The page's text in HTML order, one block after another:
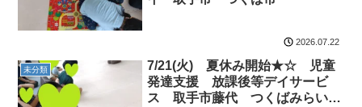
2026.07.22
未分類
7/21(火) 夏休み開始★☆ 児童
発達支援 放課後等デイサービ
ス 取手市藤代 つくばみらい